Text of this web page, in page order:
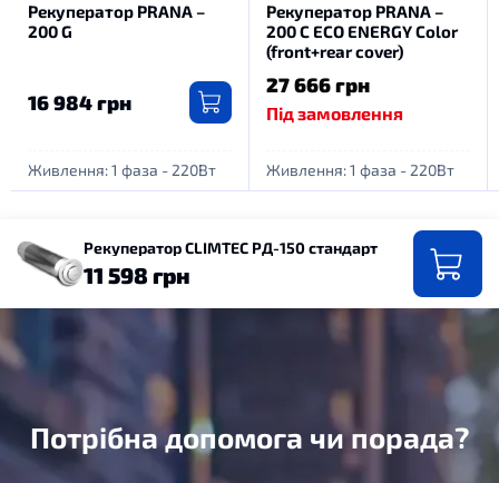
Рекуператор PRANA –
200 G
16 984 грн
Живлення: 1 фаза - 220Вт
Рекуператор PRANA –
200 C ECO ENERGY Color
(front+rear cover)
27 666 грн
Під замовлення
Живлення: 1 фаза - 220Вт
Рекуператор CLIMTEC РД-150 стандарт
11 598 грн
Потрібна допомога чи порада?